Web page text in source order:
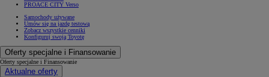
PROACE CITY Verso
Samochody używane
Umów się na jazdę testową
Zobacz wszystkie cenniki
Konfiguruj swoją Toyotę
Oferty specjalne i Finansowanie
Oferty specjalne i Finansowanie
Aktualne oferty